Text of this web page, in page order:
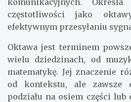
częstotliwości jako
efektywnym przesyłaniu
Oktawa jest terminem
wielu dziedzinach, od
matematykę. Jej znaczenie
od kontekstu, ale
podziału na osiem części lub